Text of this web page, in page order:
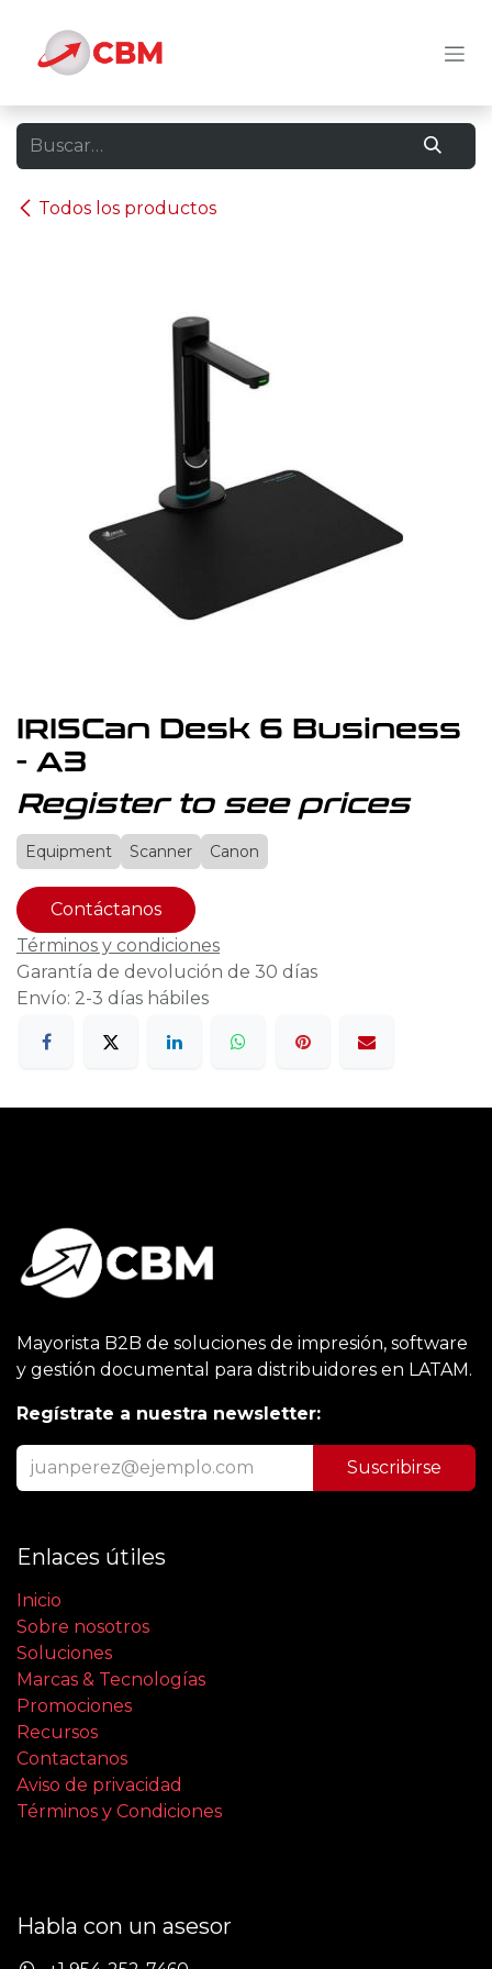
Todos los productos
IRISCan Desk 6 Business
- A3
Register to see prices
Equipment Scanner Canon
Contáctanos
Términos y condiciones
Garantía de devolución de 30 días
Envío: 2-3 días hábiles
Mayorista B2B de soluciones de impresión, software
y gestión documental para distribuidores en LATAM.
Regístrate a nuestra newsletter:
Suscribirse
Enlaces útiles
Inicio
Sobre nosotros
Soluciones
Marcas & Tecnologías
Promociones
Recursos
Contactanos
Aviso de privacidad
Términos y Condiciones
Habla con un asesor